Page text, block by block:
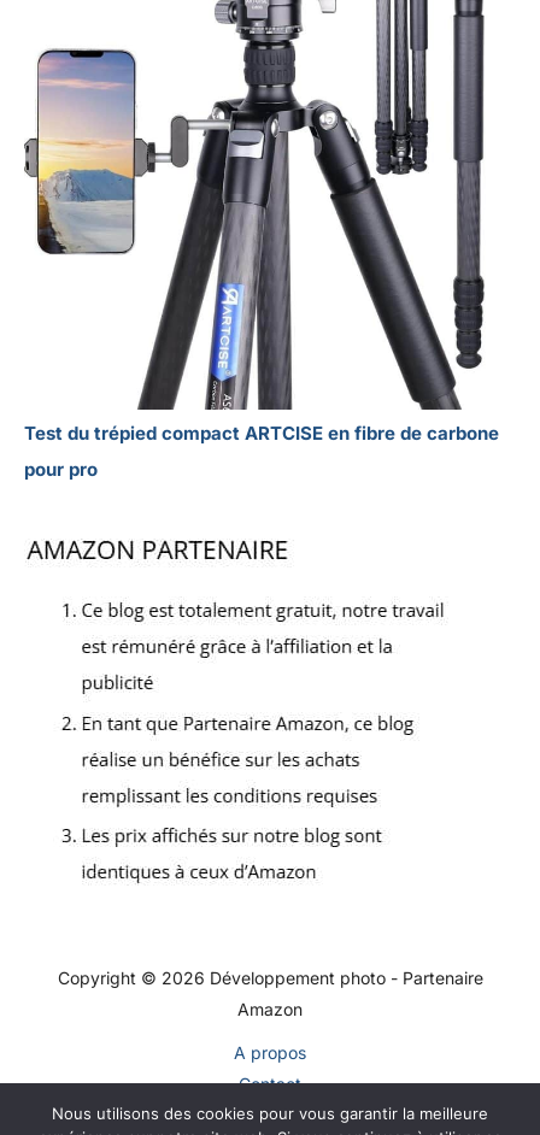
Test du trépied compact ARTCISE en fibre de carbone
pour pro
Copyright © 2026 Développement photo - Partenaire
Amazon
A propos
Contact
Plan du site
Nous utilisons des cookies pour vous garantir la meilleure